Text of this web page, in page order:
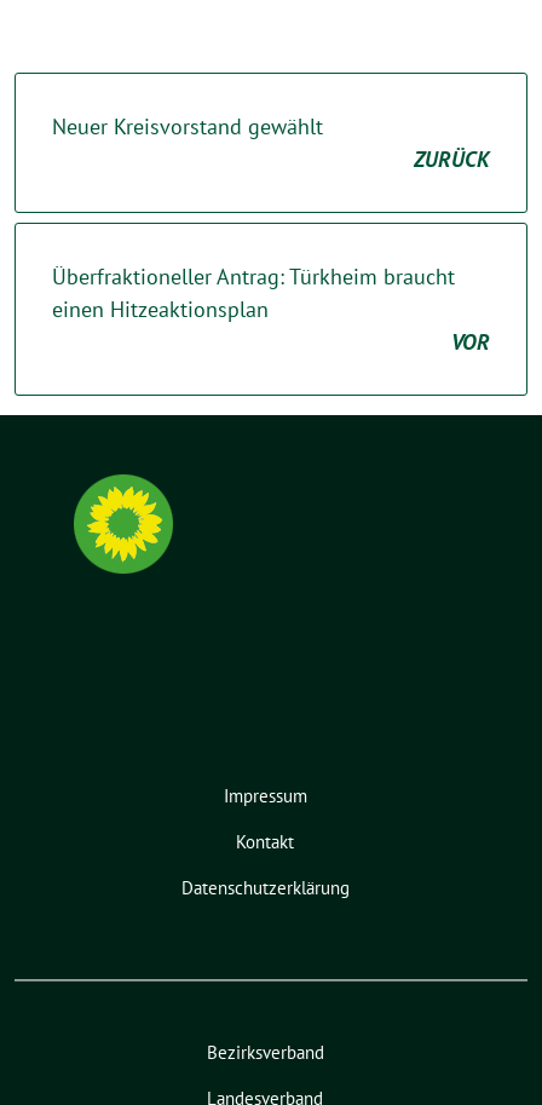
Neuer Kreisvorstand gewählt
ZURÜCK
Überfraktioneller Antrag: Türkheim braucht
einen Hitzeaktionsplan
VOR
Impressum
Kontakt
Datenschutzerklärung
Bezirksverband
Landesverband